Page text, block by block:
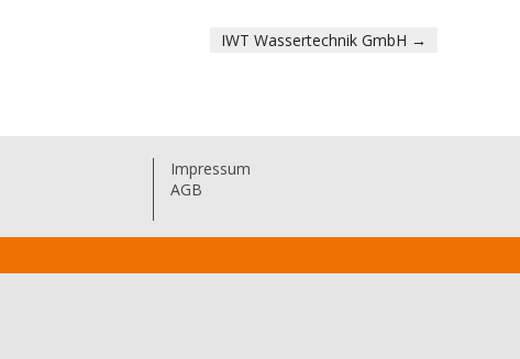
IWT Wassertechnik GmbH →
Impressum
AGB